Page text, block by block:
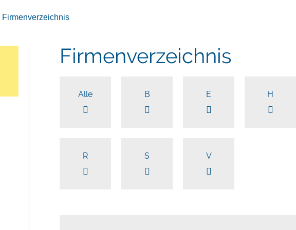
Firmenverzeichnis
Firmenverzeichnis
Alle B E H
R S V